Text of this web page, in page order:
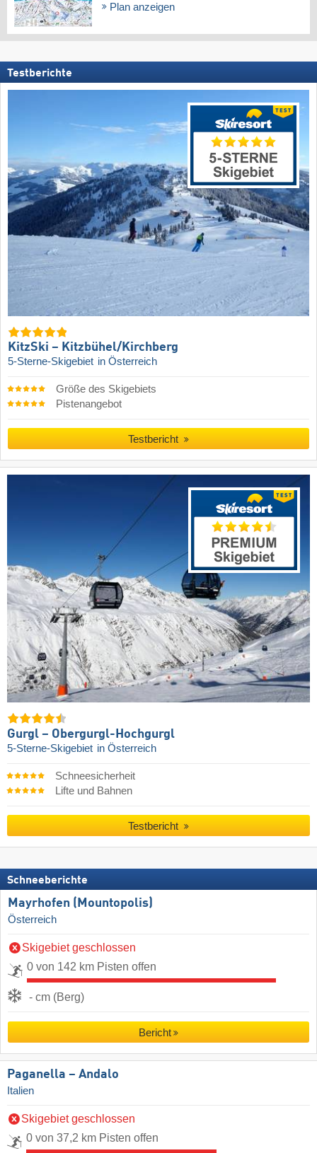
Plan anzeigen
Testberichte
KitzSki – Kitzbühel/​Kirchberg
5-Sterne-Skigebiet in Österreich
Größe des Skigebiets
Pistenangebot
Testbericht
Gurgl – Obergurgl-Hochgurgl
5-Sterne-Skigebiet in Österreich
Schneesicherheit
Lifte und Bahnen
Testbericht
Schneeberichte
Mayrhofen (Mountopolis)
Österreich
Skigebiet geschlossen
0 von 142 km Pisten offen
- cm (Berg)
Bericht
Paganella – Andalo
Italien
Skigebiet geschlossen
0 von 37,2 km Pisten offen